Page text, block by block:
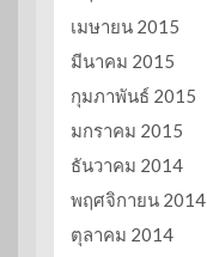
เมษายน 2015
มีนาคม 2015
กุมภาพันธ์ 2015
มกราคม 2015
ธันวาคม 2014
พฤศจิกายน 2014
ตุลาคม 2014